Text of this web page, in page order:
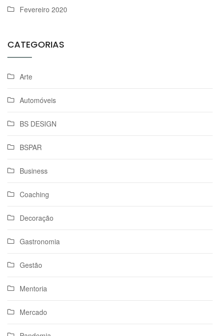
Fevereiro 2020
CATEGORIAS
Arte
Automóveis
BS DESIGN
BSPAR
Business
Coaching
Decoração
Gastronomia
Gestão
Mentoria
Mercado